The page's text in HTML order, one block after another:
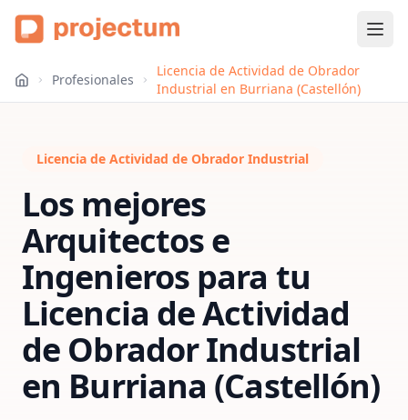
Profesionales
Licencia de Actividad de Obrador
Industrial en Burriana (Castellón)
Licencia de Actividad de Obrador Industrial
Los mejores
Arquitectos e
Ingenieros para tu
Licencia de Actividad
de Obrador Industrial
en Burriana (Castellón)